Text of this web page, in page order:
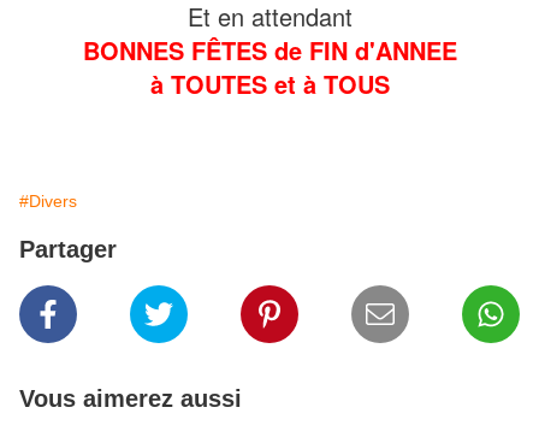
Et en attendant
BONNES FÊTES de FIN d'ANNEE
à TOUTES et à TOUS
#Divers
Partager
Vous aimerez aussi